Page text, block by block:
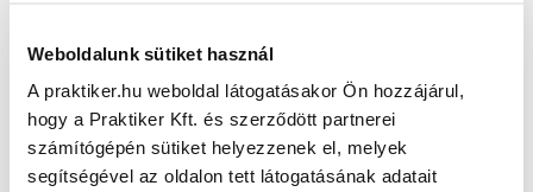
Weboldalunk sütiket használ
A praktiker.hu weboldal látogatásakor Ön hozzájárul,
hogy a Praktiker Kft. és szerződött partnerei
számítógépén sütiket helyezzenek el, melyek
segítségével az oldalon tett látogatásának adatait
Oldal újratöltése